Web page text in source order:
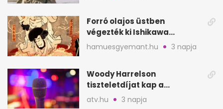
Forró olajos üstben
végezték ki Ishikawa
Goemont, Japán Robin
Hoodját
hamuesgyemant.hu 3 napja
Woody Harrelson
tiszteletdíjat kap a
Szarajevói Filmfesztiválon
atv.hu 3 napja